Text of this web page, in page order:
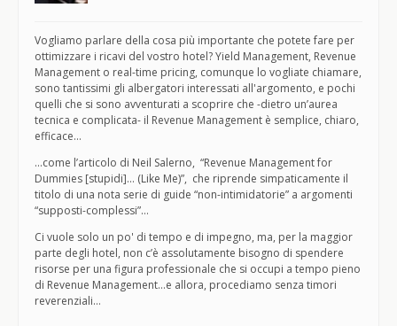
Vogliamo parlare della cosa più importante che potete fare per
ottimizzare i ricavi del vostro hotel? Yield Management, Revenue
Management o real-time pricing, comunque lo vogliate chiamare,
sono tantissimi gli albergatori interessati all'argomento, e pochi
quelli che si sono avventurati a scoprire che -dietro un’aurea
tecnica e complicata- il Revenue Management è semplice, chiaro,
efficace…
…come l’articolo di Neil Salerno, “Revenue Management for
Dummies [stupidi]… (Like Me)”, che riprende simpaticamente il
titolo di una nota serie di guide “non-intimidatorie” a argomenti
“supposti-complessi”…
Ci vuole solo un po' di tempo e di impegno, ma, per la maggior
parte degli hotel, non c’è assolutamente bisogno di spendere
risorse per una figura professionale che si occupi a tempo pieno
di Revenue Management…e allora, procediamo senza timori
reverenziali…